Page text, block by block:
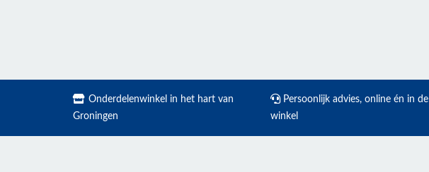
Onderdelenwinkel in het hart van
Groningen
Persoonlijk advies, online én in de
winkel